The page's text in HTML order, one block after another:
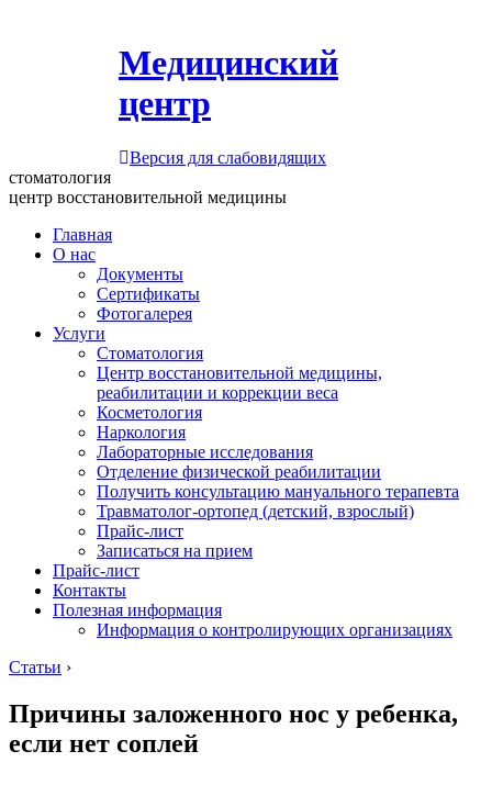
Медицинский
центр
Версия для слабовидящих
стоматология
центр восстановительной медицины
Главная
О нас
Документы
Сертификаты
Фотогалерея
Услуги
Стоматология
Центр восстановительной медицины,
реабилитации и коррекции веса
Косметология
Наркология
Лабораторные исследования
Отделение физической реабилитации
Получить консультацию мануального терапевта
Травматолог-ортопед (детский, взрослый)
Прайс-лист
Записаться на прием
Прайс-лист
Контакты
Полезная информация
Информация о контролирующих организациях
Статьи ›
Причины заложенного нос у ребенка,
если нет соплей